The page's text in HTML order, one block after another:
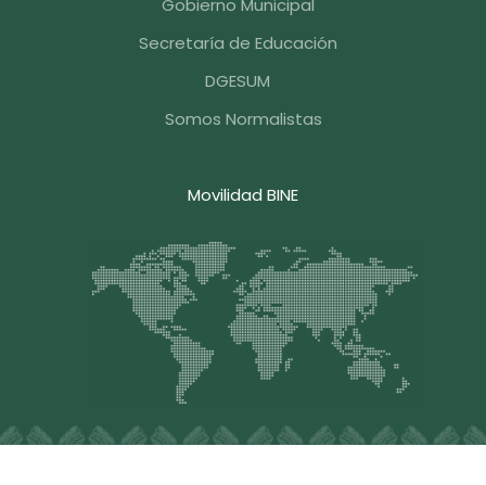
Secretaría de Educación
DGESUM
Somos Normalistas
Movilidad BINE